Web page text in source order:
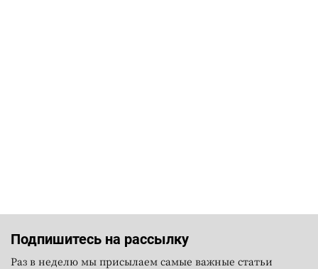
Подпишитесь на рассылку
Раз в неделю мы присылаем самые важные статьи